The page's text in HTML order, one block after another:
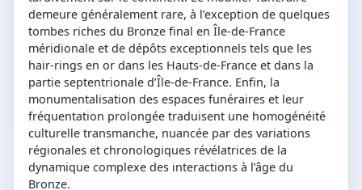
demeure généralement rare, à l’exception de quelques
tombes riches du Bronze final en Île-de-France
méridionale et de dépôts exceptionnels tels que les
hair-rings en or dans les Hauts-de-France et dans la
partie septentrionale d’Île-de-France. Enfin, la
monumentalisation des espaces funéraires et leur
fréquentation prolongée traduisent une homogénéité
culturelle transmanche, nuancée par des variations
régionales et chronologiques révélatrices de la
dynamique complexe des interactions à l’âge du
Bronze.